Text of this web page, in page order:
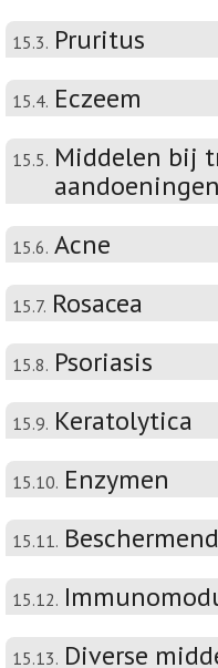
15.3. Pruritus
15.4. Eczeem
15.5. Middelen bij
aandoeningen
15.6. Acne
15.7. Rosacea
15.8. Psoriasis
15.9. Keratolytica
15.10. Enzymen
15.11.
15.12.
15.13. Diverse